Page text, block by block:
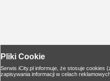
Pliki Cookie
Serwis iCity.pl informuje, że stosuje cookies
zapisywania informacji w celach